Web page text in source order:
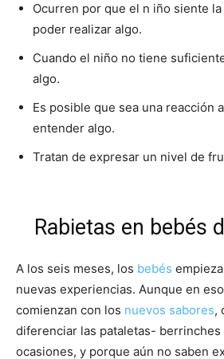
Ocurren por que el n iño siente
poder realizar algo.
Cuando el niño no tiene
algo.
Es posible que sea una reacción
entender algo.
Tratan de expresar un nivel de
Rabietas en bebés
A los seis meses, los bebés
nuevas experiencias. Aunque en
comienzan con los nuevos sabores,
diferenciar las pataletas- berrinches
ocasiones, y porque aún no saben